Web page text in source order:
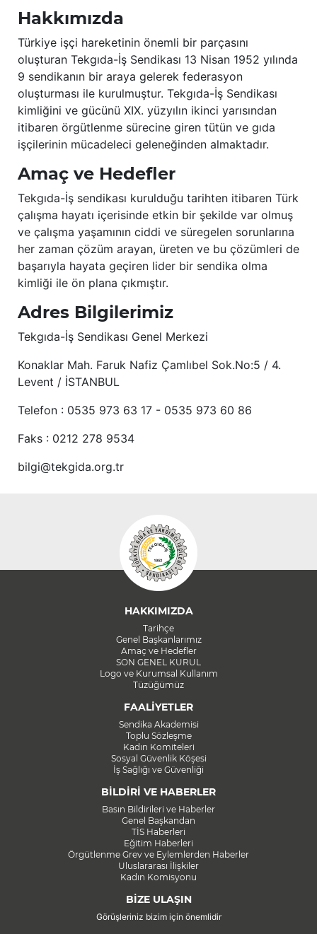
Hakkımızda
Türkiye işçi hareketinin önemli bir parçasını
oluşturan Tekgıda-İş Sendikası 13 Nisan 1952 yılında
9 sendikanın bir araya gelerek federasyon
oluşturması ile kurulmuştur. Tekgıda-İş Sendikası
kimliğini ve gücünü XIX. yüzyılın ikinci yarısından
itibaren örgütlenme sürecine giren tütün ve gıda
işçilerinin mücadeleci geleneğinden almaktadır.
Amaç ve Hedefler
Tekgıda-İş sendikası kurulduğu tarihten itibaren Türk
çalışma hayatı içerisinde etkin bir şekilde var olmuş
ve çalışma yaşamının ciddi ve süregelen sorunlarına
her zaman çözüm arayan, üreten ve bu çözümleri de
başarıyla hayata geçiren lider bir sendika olma
kimliği ile ön plana çıkmıştır.
Adres Bilgilerimiz
Tekgıda-İş Sendikası Genel Merkezi
Konaklar Mah. Faruk Nafiz Çamlıbel Sok.No:5 / 4.
Levent / İSTANBUL
Telefon : 0535 973 63 17 - 0535 973 60 86
Faks : 0212 278 9534
bilgi@tekgida.org.tr
HAKKIMIZDA
Tarihçe
Genel Başkanlarımız
Amaç ve Hedefler
SON GENEL KURUL
Logo ve Kurumsal Kullanım
Tüzüğümüz
FAALİYETLER
Sendika Akademisi
Toplu Sözleşme
Kadın Komiteleri
Sosyal Güvenlik Köşesi
İş Sağlığı ve Güvenliği
BİLDİRİ VE HABERLER
Basın Bildirileri ve Haberler
Genel Başkandan
TİS Haberleri
Eğitim Haberleri
Örgütlenme Grev ve Eylemlerden Haberler
Uluslararası İlişkiler
Kadın Komisyonu
BİZE ULAŞIN
Görüşleriniz bizim için önemlidir